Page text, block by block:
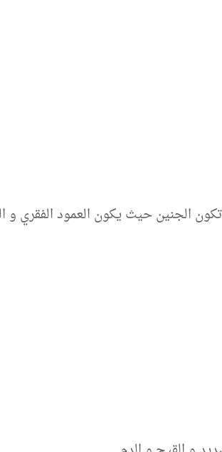
الجنين حيث يكون العمود الفقري و